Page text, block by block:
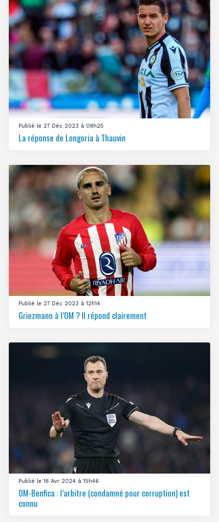
Publié le 27 Déc 2023 à 08h25
La réponse de Longoria à Thauvin
Publié le 27 Déc 2023 à 12h14
Griezmann à l’OM ? Il répond clairement
Publié le 16 Avr 2024 à 15h46
OM-Benfica : l’arbitre (condamné pour corruption) est
connu